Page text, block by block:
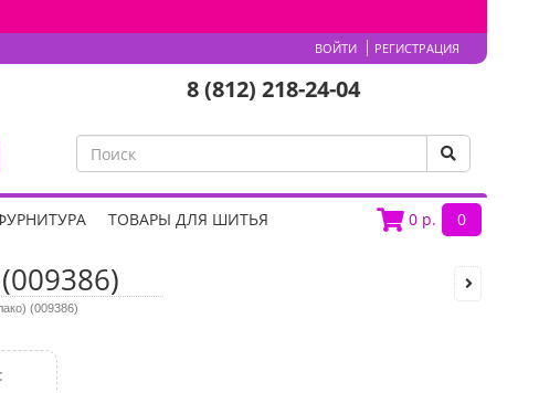
ВОЙТИ РЕГИСТРАЦИЯ
8 (812) 218-24-04
0 р. 0
ТОВАРЫ ДЛЯ ШИТЬЯ
(009386)